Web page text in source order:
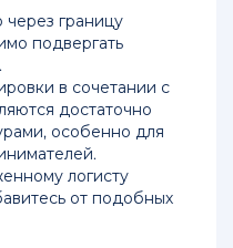
границу
подвергать
в сочетании с
достаточно
особенно для
логисту
от подобных